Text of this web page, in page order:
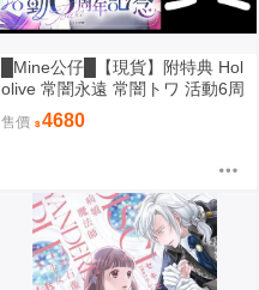
█Mine公仔█【現貨】附特典 Hol
olive 常闇永遠 常闇トワ 活動6周
年記念 六週年 紀念 套組 立牌 外
套
售價 4680